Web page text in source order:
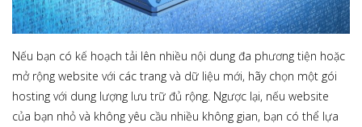
Nếu bạn có kế hoạch tải lên nhiều nội dung đa phương tiện hoặc
mở rộng website với các trang và dữ liệu mới, hãy chọn một gói
hosting với dung lượng lưu trữ đủ rộng. Ngược lại, nếu website
của bạn nhỏ và không yêu cầu nhiều không gian, bạn có thể lựa